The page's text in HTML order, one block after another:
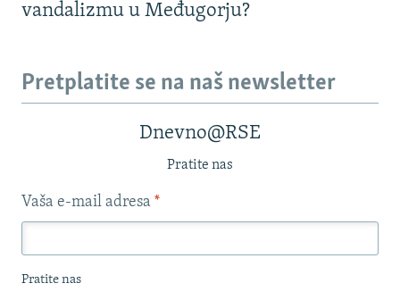
vandalizmu u Međugorju?
Pretplatite se na naš newsletter
Dnevno@RSE
Pratite nas
Vaša e-mail adresa *
Pratite nas